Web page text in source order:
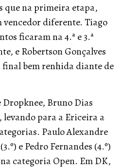
que na primeira etapa,
vencedor diferente. Tiago
ficaram na 4.ª e 3.ª
e Robertson Gonçalves
final bem renhida diante de
Dropknee, Bruno Dias
para a Ericeira a
Paulo Alexandre
e Pedro Fernandes (4.º)
categoria Open. Em DK,